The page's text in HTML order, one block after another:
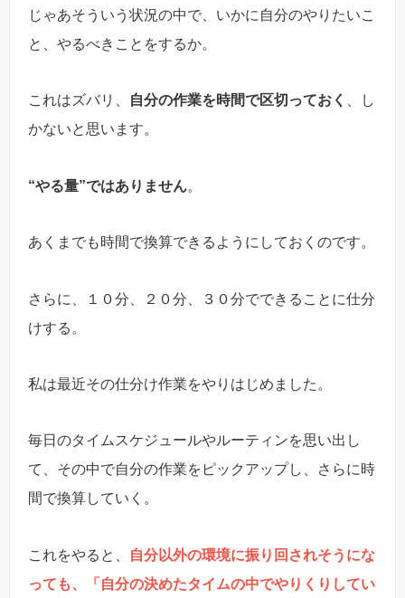
じゃあそういう状況の中で、いかに自分のやりたいこ
と、やるべきことをするか。
これはズバリ、 自分の作業を時間で区切っておく 、し
かないと思います。
“やる量”ではありません。
あくまでも時間で換算できるようにしておくのです。
さらに、１０分、２０分、３０分でできることに仕分
けする。
私は最近その仕分け作業をやりはじめました。
毎日のタイムスケジュールやルーティンを思い出し
て、その中で自分の作業をピックアップし、さらに時
間で換算していく。
これをやると、
自分以外の環境に振り回されそうにな
っても、「自分の決めたタイムの中でやりくりしてい